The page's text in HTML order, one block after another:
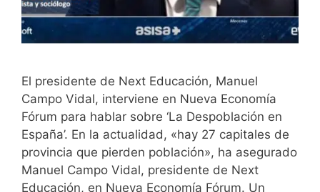
El presidente de Next Educación, Manuel
Campo Vidal, interviene en Nueva Economía
Fórum para hablar sobre ‘La Despoblación en
España’. En la actualidad, «hay 27 capitales de
provincia que pierden población», ha asegurado
Manuel Campo Vidal, presidente de Next
Educación, en Nueva Economía Fórum. Un